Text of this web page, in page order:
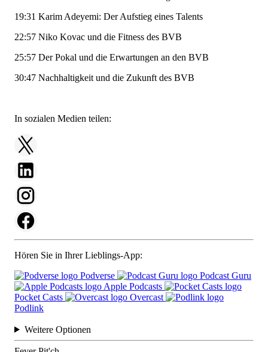
19:31 Karim Adeyemi: Der Aufstieg eines Talents
22:57 Niko Kovac und die Fitness des BVB
25:57 Der Pokal und die Erwartungen an den BVB
30:47 Nachhaltigkeit und die Zukunft des BVB
In sozialen Medien teilen:
Hören Sie in Ihrer Lieblings-App:
Podverse
Podcast Guru
Apple Podcasts
Pocket Casts
Overcast
Podlink
Weitere Optionen